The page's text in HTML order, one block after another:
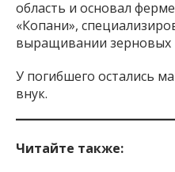
область и основал
«Копани»,
выращивании зерновых
У погибшего остались
внук.
Читайте также: